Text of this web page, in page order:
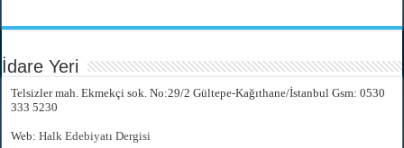
İdare Yeri
Telsizler mah. Ekmekçi sok. No:29/2 Gültepe-Kağıthane/İstanbul Gsm: 0530
333 5230
Web:Halk Edebiyatı Dergisi